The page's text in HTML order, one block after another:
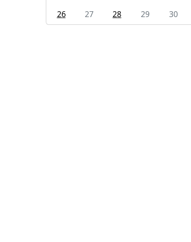
26
27 28 29 30